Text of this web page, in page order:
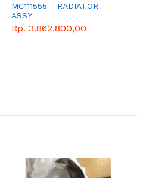
MC111555 - RADIATOR
ASSY
Rp. 3.862.800,00